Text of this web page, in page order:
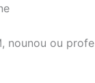
nounou ou